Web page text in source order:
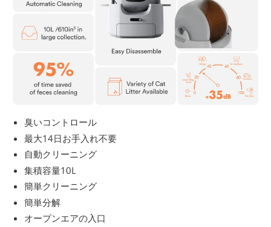
臭いコントロール
最大14日お手入れ不要
自動クリーニング
集積容量10L
簡単クリーニング
簡単分解
オープンエアの入口